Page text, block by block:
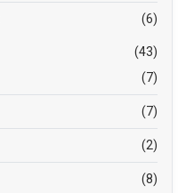
(6)
(43)
(7)
(7)
(2)
(8)